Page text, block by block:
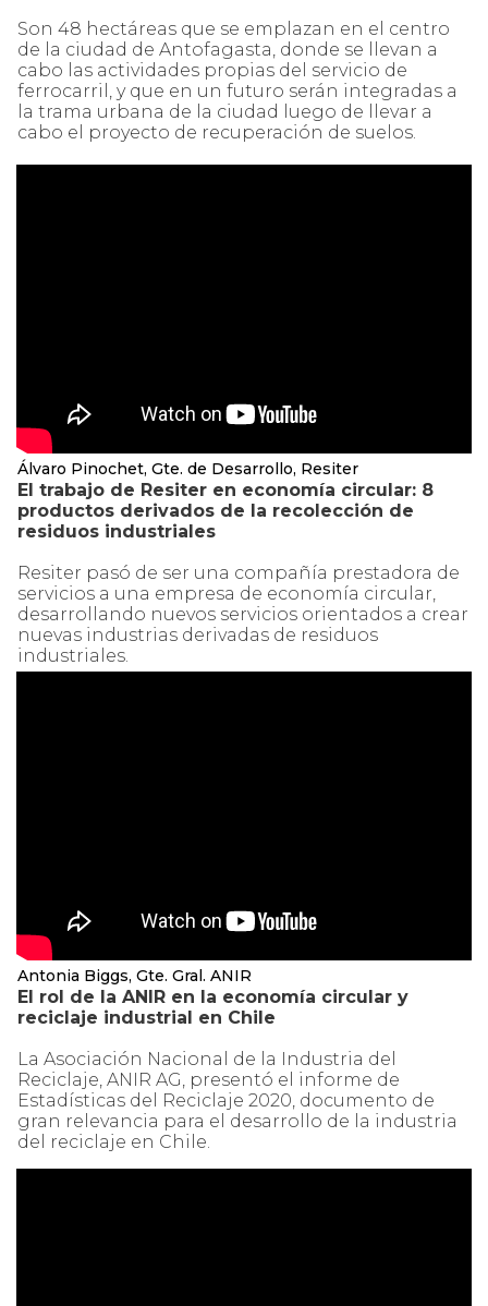
Son 48 hectáreas que se emplazan en el centro
de la ciudad de Antofagasta, donde se llevan a
cabo las actividades propias del servicio de
ferrocarril, y que en un futuro serán integradas a
la trama urbana de la ciudad luego de llevar a
cabo el proyecto de recuperación de suelos.
Álvaro Pinochet, Gte. de Desarrollo, Resiter
El trabajo de Resiter en economía circular: 8
productos derivados de la recolección de
residuos industriales
Resiter pasó de ser una compañía prestadora de
servicios a una empresa de economía circular,
desarrollando nuevos servicios orientados a crear
nuevas industrias derivadas de residuos
industriales.
Antonia Biggs, Gte. Gral. ANIR
El rol de la ANIR en la economía circular y
reciclaje industrial en Chile
La Asociación Nacional de la Industria del
Reciclaje, ANIR AG, presentó el informe de
Estadísticas del Reciclaje 2020, documento de
gran relevancia para el desarrollo de la industria
del reciclaje en Chile.